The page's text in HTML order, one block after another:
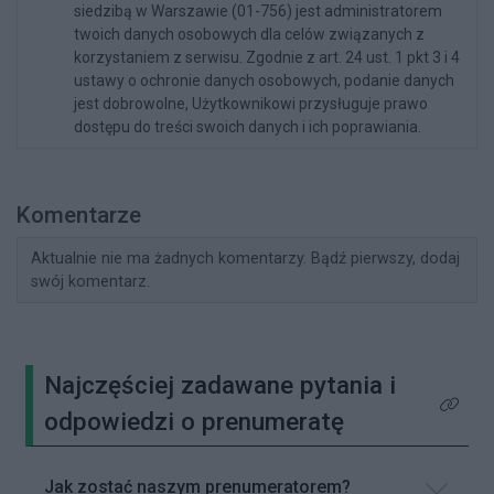
siedzibą w Warszawie (01-756) jest administratorem
twoich danych osobowych dla celów związanych z
korzystaniem z serwisu. Zgodnie z art. 24 ust. 1 pkt 3 i 4
ustawy o ochronie danych osobowych, podanie danych
jest dobrowolne, Użytkownikowi przysługuje prawo
dostępu do treści swoich danych i ich poprawiania.
Komentarze
Aktualnie nie ma żadnych komentarzy. Bądź pierwszy, dodaj
swój komentarz.
Najczęściej zadawane pytania i
odpowiedzi o prenumeratę
Kliknij
Jak zostać naszym prenumeratorem?